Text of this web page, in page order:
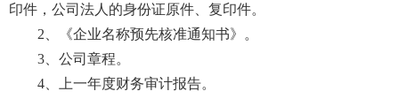
印件，公司法人的身份证原件、复印件。
2、《企业名称预先核准通知书》。
3、公司章程。
4、上一年度财务审计报告。